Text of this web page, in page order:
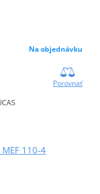
Na objednávku
Porovnať
110-4